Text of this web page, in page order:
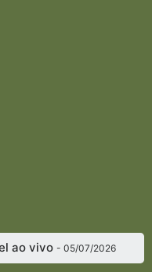
ao vivo- 05/07/2026